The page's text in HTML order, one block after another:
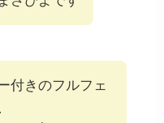
付きのフルフェ